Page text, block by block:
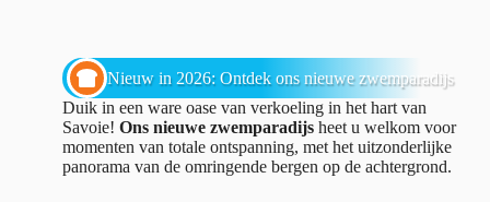
Nieuw in 2026: Ontdek ons nieuwe zwemparadijs
Duik in een ware oase van verkoeling in het hart van
Savoie! Ons nieuwe zwemparadijsheet u welkom voor
momenten van totale ontspanning, met het uitzonderlijke
panorama van de omringende bergen op de achtergrond.